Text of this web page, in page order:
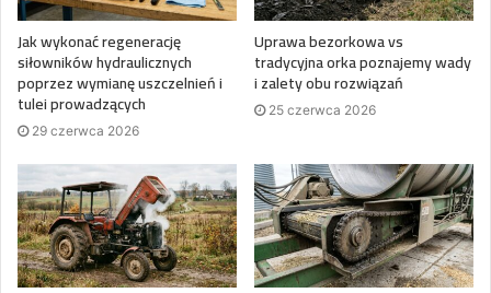
Jak wykonać regenerację
siłowników hydraulicznych
poprzez wymianę uszczelnień i
tulei prowadzących
29 czerwca 2026
Uprawa bezorkowa vs
tradycyjna orka poznajemy wady
i zalety obu rozwiązań
25 czerwca 2026